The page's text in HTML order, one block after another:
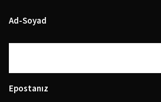
Ad-Soyad
Epostanız